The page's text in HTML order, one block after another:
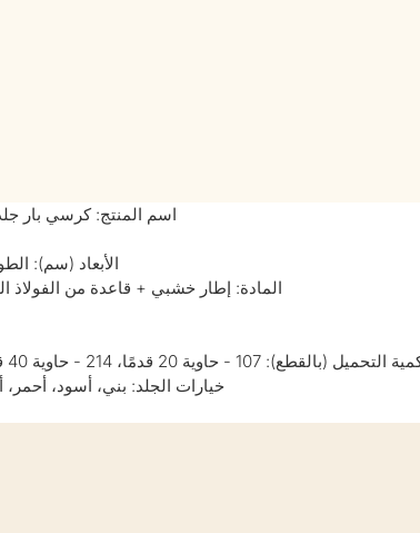
اسم المنتج: كرسي بار
الأبعاد (سم): الطول 57 × العرض 51 ×
المادة: إطار خشبي + قاعدة من الفولاذ
التحميل (بالقطع): 107 - حاوية 20 قدمًا، 214 - حاوية 40 قدمًا، 236 - حاوية 40 قدمًا عالية
خيارات الجلد: بني، أسود،